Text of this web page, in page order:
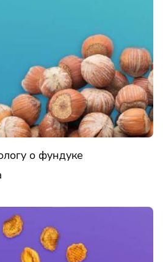
о фундуке